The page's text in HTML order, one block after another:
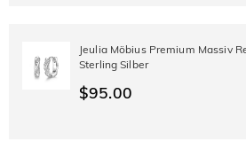
Jeulia Möbius Premium Massiv
Sterling Silber
$95.00